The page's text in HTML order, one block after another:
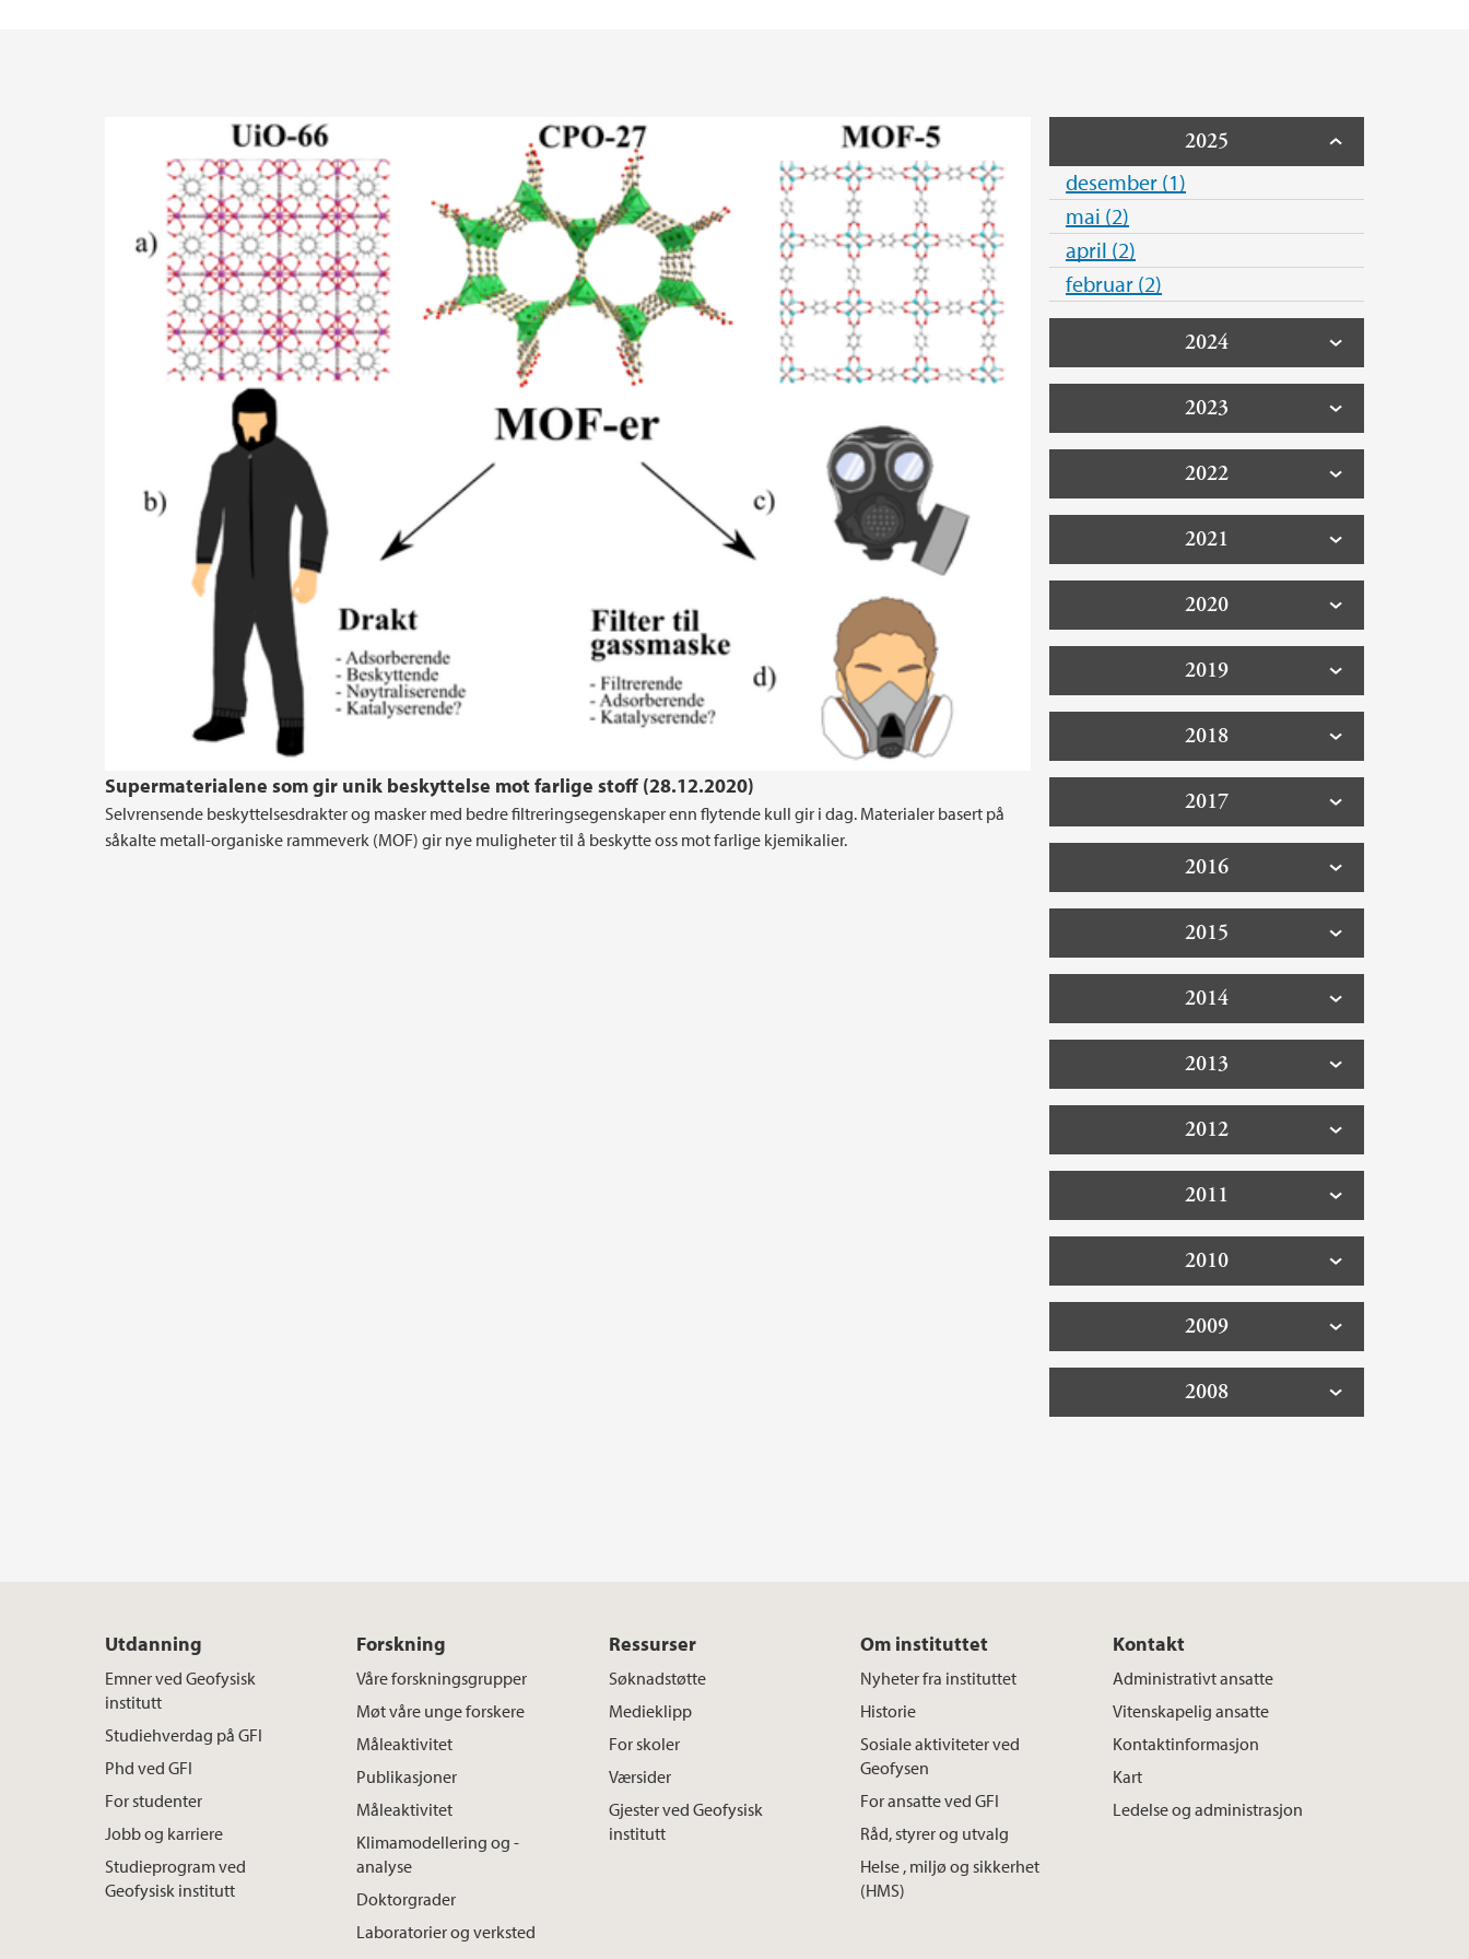
Supermaterialene som gir unik beskyttelse mot farlige stoff (28.12.2020)
Selvrensende beskyttelsesdrakter og masker med bedre filtreringsegenskaper enn flytende kull gir i dag. Materialer basert på
såkalte metall-organiske rammeverk (MOF) gir nye muligheter til å beskytte oss mot farlige kjemikalier.
2025
desember (1)
mai (2)
april (2)
februar (2)
2024
2023
2022
2021
2020
2019
2018
2017
2016
2015
2014
2013
2012
2011
2010
2009
2008
Utdanning
Emner ved Geofysisk
institutt
Studiehverdag på GFI
Phd ved GFI
For studenter
Jobb og karriere
Studieprogram ved
Geofysisk institutt
Forskning
Våre forskningsgrupper
Møt våre unge forskere
Måleaktivitet
Publikasjoner
Måleaktivitet
Klimamodellering og -
analyse
Doktorgrader
Laboratorier og verksted
Ressurser
Søknadstøtte
Medieklipp
For skoler
Værsider
Gjester ved Geofysisk
institutt
Om instituttet
Nyheter fra instituttet
Historie
Sosiale aktiviteter ved
Geofysen
For ansatte ved GFI
Råd, styrer og utvalg
Helse , miljø og sikkerhet
(HMS)
Kontakt
Administrativt ansatte
Vitenskapelig ansatte
Kontaktinformasjon
Kart
Ledelse og administrasjon